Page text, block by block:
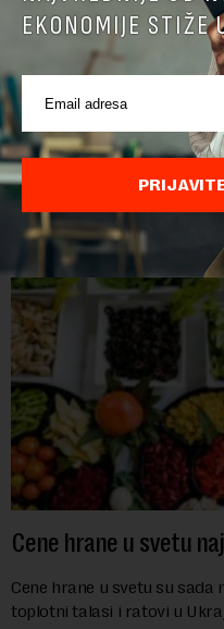
Nemačka dozvolila
vodostaja brodovi ne
U Nemačkoj je, da bi se
smanjen prevoz robe
ukinuta zabrana kretanja
nemačka reka Rajna ima
Cene hrane u svetu
Cene hrane u svetu su sada
toplotni talasi i ratovi u
EKONOMIJE STIŽE